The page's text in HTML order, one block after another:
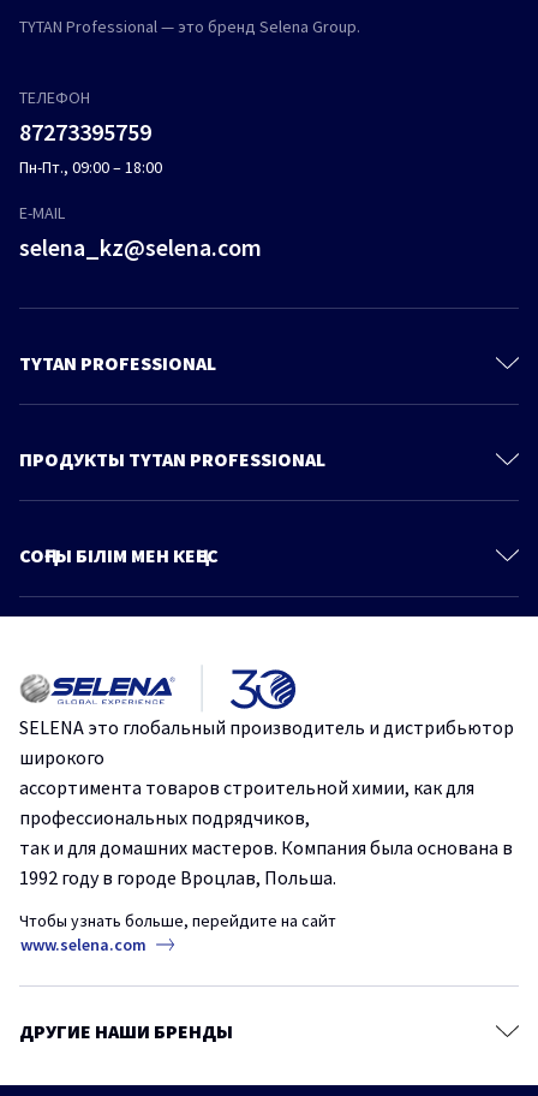
TYTAN Professional — это бренд Selena Group.
ТЕЛЕФОН
87273395759
Пн-Пт., 09:00 – 18:00
E-MAIL
selena_kz@selena.com
TYTAN PROFESSIONAL
О Компании
Знания и советы
ПРОДУКТЫ TYTAN PROFESSIONAL
Пено-Клеи
Клеи для напольных покрытий
Ленты и стрейч-пленки
Крепежи
Аэрозольные краски и грунтовки
Продукты для древесины
Защитные и чистящие средства
Сопутствующие товары
СОҢҒЫ БІЛІМ МЕН КЕҢЕС
Больше статей
Эффективное и быстрое склеивание с помощью одного
продукта.
Защититесь от плесени и грибка на срок до 10 лет.
Пено-клеи – основа безопасности в строительстве.
SELENA это глобальный производитель и дистрибьютор
широкого
ассортимента товаров строительной химии, как для
профессиональных подрядчиков,
так и для домашних мастеров. Компания была основана в
1992 году в городе Вроцлав, Польша.
Чтобы узнать больше, перейдите на сайт
www.selena.com
ДРУГИЕ НАШИ БРЕНДЫ